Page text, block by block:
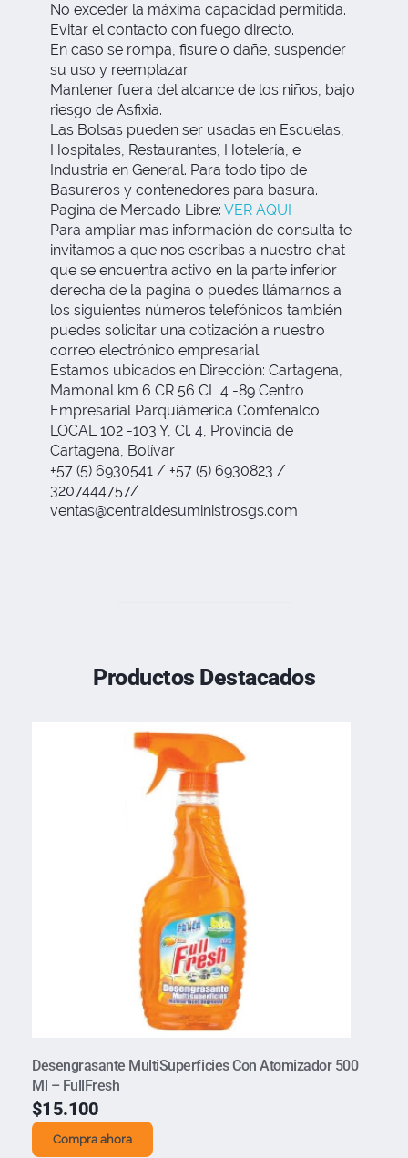
No exceder la máxima capacidad permitida.
Evitar el contacto con fuego directo.
En caso se rompa, fisure o dañe, suspender
su uso y reemplazar.
Mantener fuera del alcance de los niños, bajo
riesgo de Asfixia.
Las Bolsas pueden ser usadas en Escuelas,
Hospitales, Restaurantes, Hotelería, e
Industria en General. Para todo tipo de
Basureros y contenedores para basura.
Pagina de Mercado Libre: VER AQUI
Para ampliar mas información de consulta te
invitamos a que nos escribas a nuestro chat
que se encuentra activo en la parte inferior
derecha de la pagina o puedes llámarnos a
los siguientes números telefónicos también
puedes solicitar una cotización a nuestro
correo electrónico empresarial.
Estamos ubicados en Dirección: Cartagena,
Mamonal km 6 CR 56 CL 4 -89 Centro
Empresarial Parquiámerica Comfenalco
LOCAL 102 -103 Y, Cl. 4, Provincia de
Cartagena, Bolívar
+57 (5) 6930541 / +57 (5) 6930823 /
3207444757/
ventas@centraldesuministrosgs.com
Productos Destacados
Desengrasante MultiSuperficies Con Atomizador 500
Ml – FullFresh
$15.100
Compra ahora